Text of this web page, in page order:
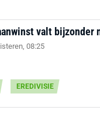
valt bijzonder
08:25
EREDIVISIE